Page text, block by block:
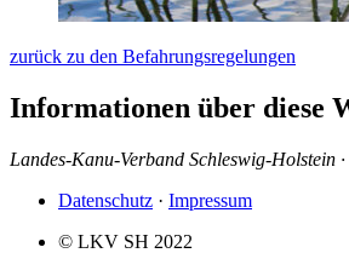
zurück zu den Befahrungsregelungen
Informationen über diese
Landes-Kanu-Verband Schleswig-Holstein
Datenschutz · Impressum
© LKV SH 2022